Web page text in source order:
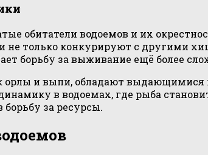
обитатели водоемов и их
не только конкурируют с другими
борьбу за выживание ещё более
орлы и выпи, обладают
в водоемах, где рыба
за ресурсы.